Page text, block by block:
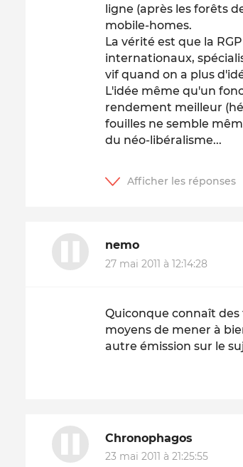
ligne (après les forêts
mobile-homes.
La vérité est que la
internationaux,
vif quand on a plus
L'idée même qu'un
rendement meilleur
fouilles ne semble
du néo-libéralisme...
nemo
27 mai 2011 à 12:14:28
Quiconque connaît
moyens de mener à
autre émission sur le
Chronophagos
23 mai 2011 à 21:25:55